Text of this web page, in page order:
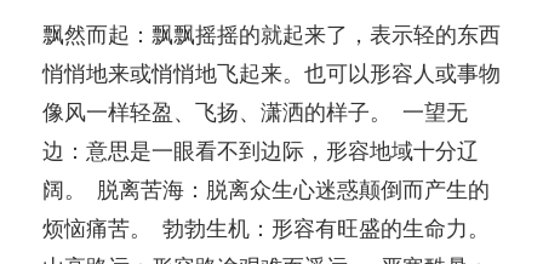
飘然而起：飘飘摇摇的就起来了，表示轻的东西
悄悄地来或悄悄地飞起来。也可以形容人或事物
像风一样轻盈、飞扬、潇洒的样子。 一望无
边：意思是一眼看不到边际，形容地域十分辽
阔。 脱离苦海：脱离众生心迷惑颠倒而产生的
烦恼痛苦。 勃勃生机：形容有旺盛的生命力。